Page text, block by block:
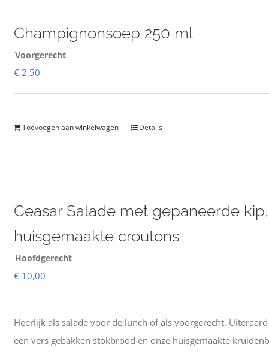
Champignonsoep 250 ml
Voorgerecht
€ 2,50
Toevoegen aan winkelwagen Details
Ceasar Salade met gepaneerde
huisgemaakte croutons
Hoofdgerecht
€ 10,00
Heerlijk als salade voor de lunch of als voorgerecht.
een vers gebakken stokbrood en onze huisgemaakte